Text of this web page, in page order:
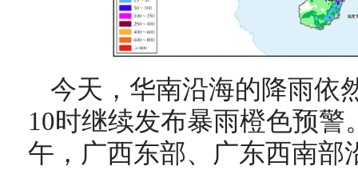
今天，华南沿海的降雨依
10时继续发布暴雨橙色预
午，广西东部、广东西南部